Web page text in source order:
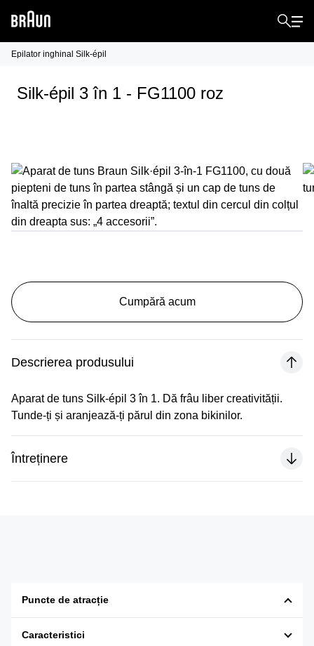
Epilator inghinal Silk-épil
Silk-épil 3 în 1 - FG1100 roz
Cumpără acum
Descrierea produsului
Aparat de tuns Silk-épil 3 în 1. Dă frâu liber creativității.
Tunde-ți și aranjează-ți părul din zona bikinilor.
Întreținere
Puncte de atracție
Caracteristici